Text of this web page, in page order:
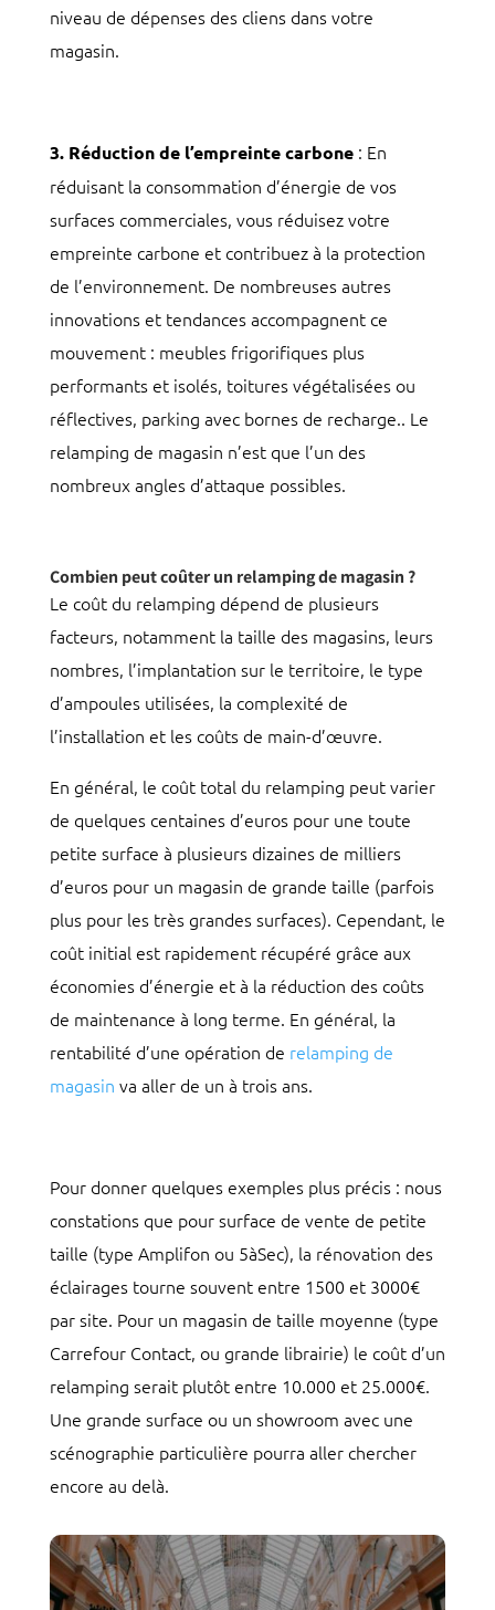
niveau de dépenses des cliens dans votre
magasin.
3. Réduction de l’empreinte carbone: En
réduisant la consommation d’énergie de vos
surfaces commerciales, vous réduisez votre
empreinte carbone et contribuez à la protection
de l’environnement. De nombreuses autres
innovations et tendances accompagnent ce
mouvement : meubles frigorifiques plus
performants et isolés, toitures végétalisées ou
réflectives, parking avec bornes de recharge.. Le
relamping de magasin n’est que l’un des
nombreux angles d’attaque possibles.
Combien peut coûter un relamping de magasin ?
Le coût du relamping dépend de plusieurs
facteurs, notamment la taille des magasins, leurs
nombres, l’implantation sur le territoire, le type
d’ampoules utilisées, la complexité de
l’installation et les coûts de main-d’œuvre.
En général, le coût total du relamping peut varier
de quelques centaines d’euros pour une toute
petite surface à plusieurs dizaines de milliers
d’euros pour un magasin de grande taille (parfois
plus pour les très grandes surfaces). Cependant, le
coût initial est rapidement récupéré grâce aux
économies d’énergie et à la réduction des coûts
de maintenance à long terme. En général, la
rentabilité d’une opération de relamping de
magasin va aller de un à trois ans.
Pour donner quelques exemples plus précis : nous
constations que pour surface de vente de petite
taille (type Amplifon ou 5àSec), la rénovation des
éclairages tourne souvent entre 1500 et 3000€
par site. Pour un magasin de taille moyenne (type
Carrefour Contact, ou grande librairie) le coût d’un
relamping serait plutôt entre 10.000 et 25.000€.
Une grande surface ou un showroom avec une
scénographie particulière pourra aller chercher
encore au delà.